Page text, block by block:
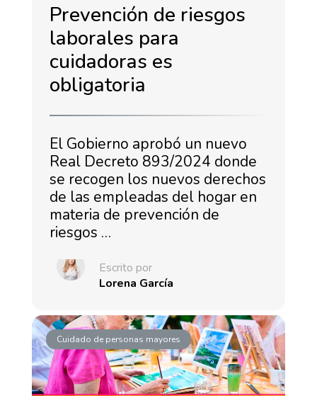
Prevención de riesgos
laborales para
cuidadoras es
obligatoria
El Gobierno aprobó un nuevo
Real Decreto 893/2024 donde
se recogen los nuevos derechos
de las empleadas del hogar en
materia de prevención de
riesgos …
Escrito por
Lorena García
Cuidado de personas mayores